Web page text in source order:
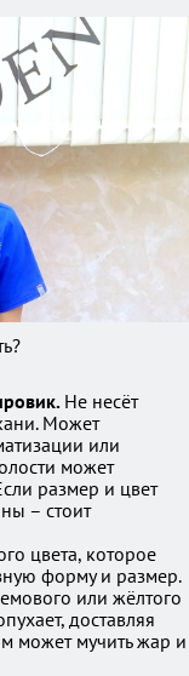
Не несёт
Может
или
может
размер и цвет
– стоит
цвета, которое
форму и размер.
или жёлтого
доставляя
может мучить жар и